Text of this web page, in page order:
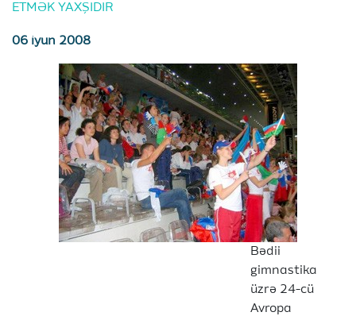
ETMƏK YAXŞIDIR
06 iyun 2008
Bədii
gimnastika
üzrə 24-cü
Avropa